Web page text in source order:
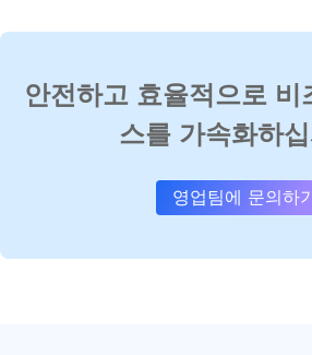
안전하고 효율적으로 비
스를 가속화하
영업팀에 문의하